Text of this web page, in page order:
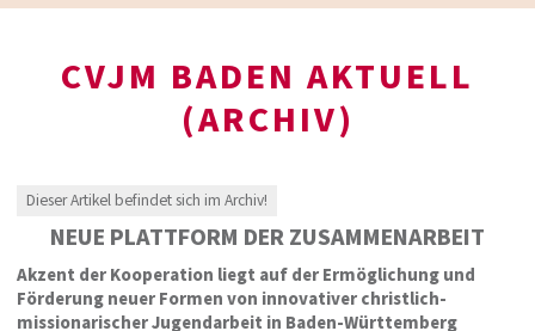
CVJM BADEN AKTUELL
(ARCHIV)
Dieser Artikel befindet sich im Archiv!
NEUE PLATTFORM DER ZUSAMMENARBEIT
Akzent der Kooperation liegt auf der Ermöglichung und
Förderung neuer Formen von innovativer christlich-
missionarischer Jugendarbeit in Baden-Württemberg